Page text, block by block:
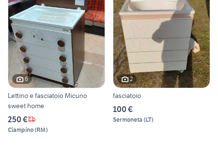
6
Lettino e fasciatoio Micuno
sweet home
250 €
Ciampino(RM)
2
fasciatoio
100 €
Sermoneta (LT)